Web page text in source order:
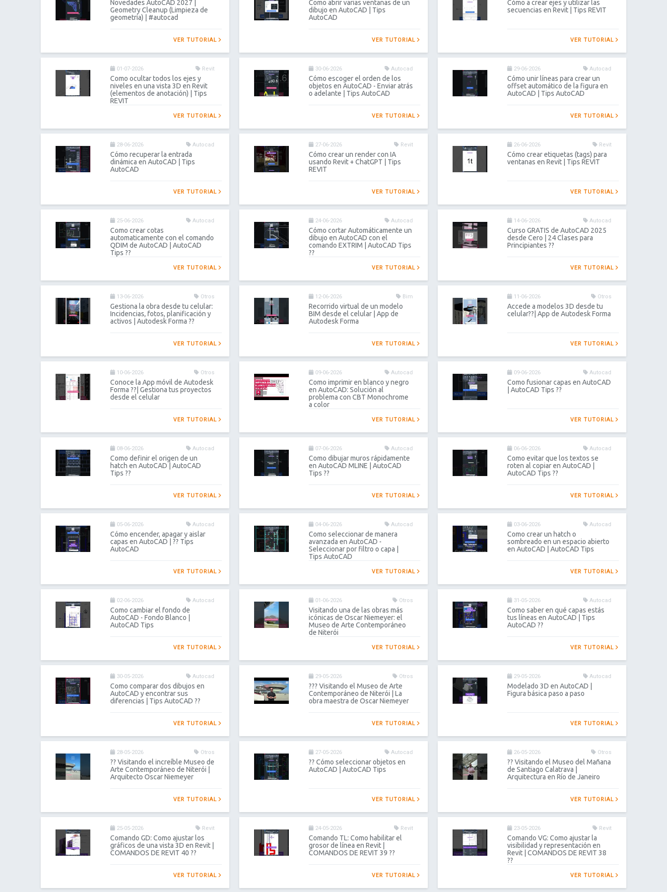
Novedades AutoCAD 2027 |
Geometry Cleanup (Limpieza de
geometría) | #autocad
VER TUTORIAL
Como abrir varias ventanas de un
dibujo en AutoCAD | Tips
AutoCAD
VER TUTORIAL
Cómo a crear ejes y utilizar las
secuencias en Revit | Tips REVIT
VER TUTORIAL
01-07-2026 Revit
Como ocultar todos los ejes y
niveles en una vista 3D en Revit
(elementos de anotación) | Tips
REVIT
VER TUTORIAL
30-06-2026 Autocad
Cómo escoger el orden de los
objetos en AutoCAD - Enviar atrás
o adelante | Tips AutoCAD
VER TUTORIAL
29-06-2026 Autocad
Cómo unir líneas para crear un
offset automático de la figura en
AutoCAD | Tips AutoCAD
VER TUTORIAL
28-06-2026 Autocad
Cómo recuperar la entrada
dinámica en AutoCAD | Tips
AutoCAD
VER TUTORIAL
27-06-2026 Revit
Cómo crear un render con IA
usando Revit + ChatGPT | Tips
REVIT
VER TUTORIAL
26-06-2026 Revit
Cómo crear etiquetas (tags) para
ventanas en Revit | Tips REVIT
VER TUTORIAL
25-06-2026 Autocad
Como crear cotas
automaticamente con el comando
QDIM de AutoCAD | AutoCAD
Tips ??
VER TUTORIAL
24-06-2026 Autocad
Cómo cortar Automáticamente un
dibujo en AutoCAD con el
comando EXTRIM | AutoCAD Tips
??
VER TUTORIAL
14-06-2026 Autocad
Curso GRATIS de AutoCAD 2025
desde Cero | 24 Clases para
Principiantes ??
VER TUTORIAL
13-06-2026 Otros
Gestiona la obra desde tu celular:
Incidencias, fotos, planificación y
activos | Autodesk Forma ??
VER TUTORIAL
12-06-2026 Bim
Recorrido virtual de un modelo
BIM desde el celular | App de
Autodesk Forma
VER TUTORIAL
11-06-2026 Otros
Accede a modelos 3D desde tu
celular??| App de Autodesk Forma
VER TUTORIAL
10-06-2026 Otros
Conoce la App móvil de Autodesk
Forma ??| Gestiona tus proyectos
desde el celular
VER TUTORIAL
09-06-2026 Autocad
Como imprimir en blanco y negro
en AutoCAD: Solución al
problema con CBT Monochrome
a color
VER TUTORIAL
09-06-2026 Autocad
Como fusionar capas en AutoCAD
| AutoCAD Tips ??
VER TUTORIAL
08-06-2026 Autocad
Como definir el origen de un
hatch en AutoCAD | AutoCAD
Tips ??
VER TUTORIAL
07-06-2026 Autocad
Como dibujar muros rápidamente
en AutoCAD MLINE | AutoCAD
Tips ??
VER TUTORIAL
06-06-2026 Autocad
Como evitar que los textos se
roten al copiar en AutoCAD |
AutoCAD Tips ??
VER TUTORIAL
05-06-2026 Autocad
Cómo encender, apagar y aislar
capas en AutoCAD | ?? Tips
AutoCAD
VER TUTORIAL
04-06-2026 Autocad
Como seleccionar de manera
avanzada en AutoCAD -
Seleccionar por filtro o capa |
Tips AutoCAD
VER TUTORIAL
03-06-2026 Autocad
Como crear un hatch o
sombreado en un espacio abierto
en AutoCAD | AutoCAD Tips
VER TUTORIAL
02-06-2026 Autocad
Como cambiar el fondo de
AutoCAD - Fondo Blanco |
AutoCAD Tips
VER TUTORIAL
01-06-2026 Otros
Visitando una de las obras más
icónicas de Oscar Niemeyer: el
Museo de Arte Contemporáneo
de Niterói
VER TUTORIAL
31-05-2026 Autocad
Como saber en qué capas estás
tus líneas en AutoCAD | Tips
AutoCAD ??
VER TUTORIAL
30-05-2026 Autocad
Como comparar dos dibujos en
AutoCAD y encontrar sus
diferencias | Tips AutoCAD ??
VER TUTORIAL
29-05-2026 Otros
??? Visitando el Museo de Arte
Contemporáneo de Niterói | La
obra maestra de Oscar Niemeyer
VER TUTORIAL
29-05-2026 Autocad
Modelado 3D en AutoCAD |
Figura básica paso a paso
VER TUTORIAL
28-05-2026 Otros
?? Visitando el increíble Museo de
Arte Contemporáneo de Niterói |
Arquitecto Oscar Niemeyer
VER TUTORIAL
27-05-2026 Autocad
?? Cómo seleccionar objetos en
AutoCAD | AutoCAD Tips
VER TUTORIAL
26-05-2026 Otros
?? Visitando el Museo del Mañana
de Santiago Calatrava |
Arquitectura en Río de Janeiro
VER TUTORIAL
25-05-2026 Revit
Comando GD: Como ajustar los
gráficos de una vista 3D en Revit |
COMANDOS DE REVIT 40 ??
VER TUTORIAL
24-05-2026 Revit
Comando TL: Como habilitar el
grosor de línea en Revit |
COMANDOS DE REVIT 39 ??
VER TUTORIAL
23-05-2026 Revit
Comando VG: Como ajustar la
visibilidad y representación en
Revit | COMANDOS DE REVIT 38
??
VER TUTORIAL